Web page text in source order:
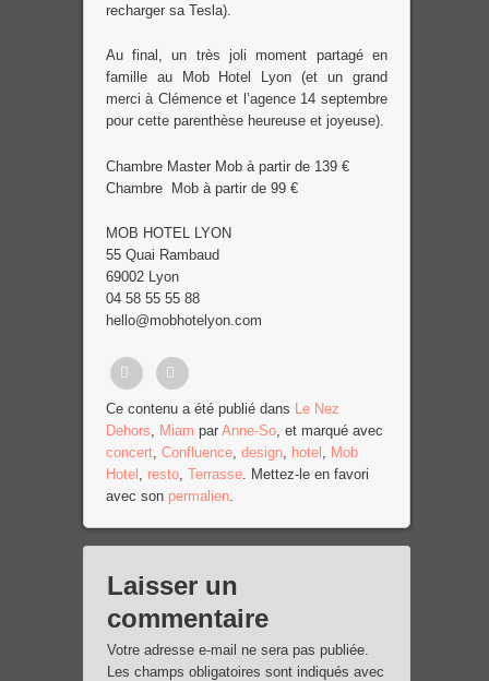
recharger sa Tesla).
Au final, un très joli moment partagé en
famille au Mob Hotel Lyon (et un grand
merci à Clémence et l’agence 14 septembre
pour cette parenthèse heureuse et joyeuse).
Chambre Master Mob à partir de 139 €
Chambre Mob à partir de 99 €
MOB HOTEL LYON
55 Quai Rambaud
69002 Lyon
04 58 55 55 88
hello@mobhotelyon.com
Partager
sur
Facebook
Tweet
Ce contenu a été publié dans
Le Nez
Dehors
Miam par Anne-So, et marqué avec
concert, Confluence, design, hotel
Mob
Hotel
resto, Terrasse. Mettez-le en favori
avec son permalien.
Laisser un
commentaire
Votre adresse e-mail ne sera pas publiée.
Les champs obligatoires sont indiqués avec